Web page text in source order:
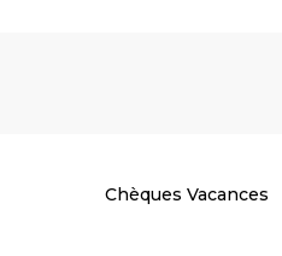
Chèques Vacances